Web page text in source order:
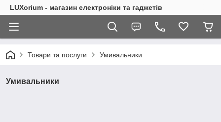
LUXorium - магазин електроніки та гаджетів
Товари та послуги Умивальники
Умивальники